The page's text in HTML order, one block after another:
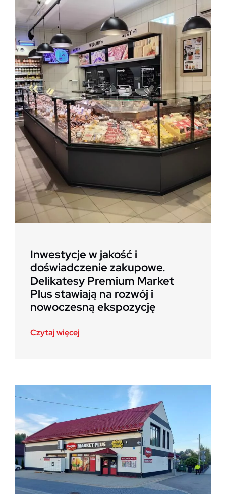
Kariera
Inwestycje w jakość i
doświadczenie zakupowe.
Delikatesy Premium Market
Plus stawiają na rozwój i
nowoczesną ekspozycję
Czytaj więcej